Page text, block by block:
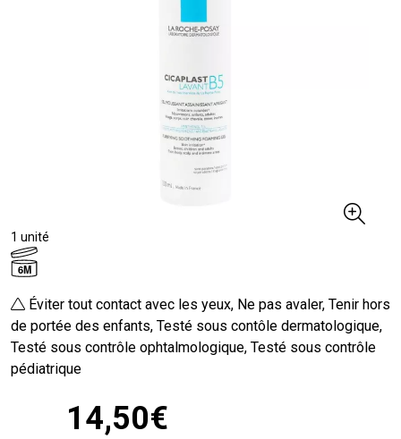
1 unité
6M
Éviter tout contact avec les yeux, Ne pas avaler, Tenir hors
de portée des enfants, Testé sous contôle dermatologique,
Testé sous contrôle ophtalmologique, Testé sous contrôle
pédiatrique
14,50€